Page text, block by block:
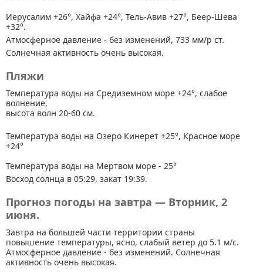
Иерусалим +26°, Хайфа +24°, Тель-Авив +27°, Беер-Шева
+32°.
Атмосферное давление - без изменений, 733 мм/р ст.
Солнечная активность очень высокая.
Пляжи
Температура воды на Средиземном море +24°, слабое
волнение,
высота волн 20-60 см.
Температура воды на Озеро Кинерет +25°, Красное море
+24°
Температура воды на Мертвом море - 25°
Восход солнца в 05:29, закат 19:39.
Прогноз погоды на завтра — Вторник, 2
июня.
Завтра на большей части территории страны
повышение температуры, ясно, слабый ветер до 5.1 м/с.
Атмосферное давление - без изменений. Солнечная
активность очень высокая.